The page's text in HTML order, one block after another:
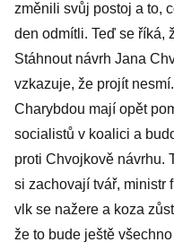
změnili svůj postoj a to,
den odmítli. Teď se říká,
Stáhnout návrh Jana
vzkazuje, že projít
Charybdou mají opět
socialistů v koalici a
proti Chvojkově návrhu.
si zachovají tvář, ministr
vlk se nažere a koza
že to bude ještě